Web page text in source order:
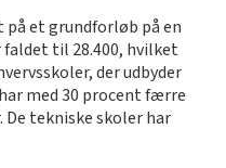
på et grundforløb på en
faldet til 28.400, hvilket
der udbyder
med 30 procent færre
tekniske skoler har